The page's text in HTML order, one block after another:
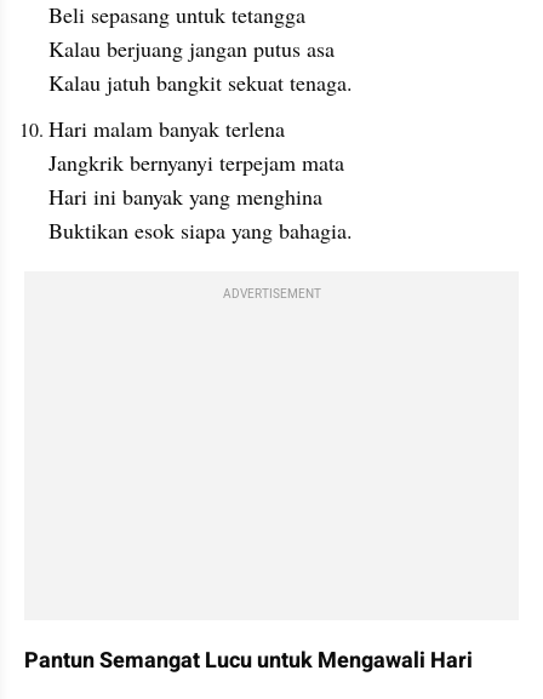
Beli sepasang untuk tetangga
Kalau berjuang jangan putus asa
Kalau jatuh bangkit sekuat tenaga.
Hari malam banyak terlena
Jangkrik bernyanyi terpejam mata
Hari ini banyak yang menghina
Buktikan esok siapa yang bahagia.
ADVERTISEMENT
Pantun Semangat Lucu untuk Mengawali Hari